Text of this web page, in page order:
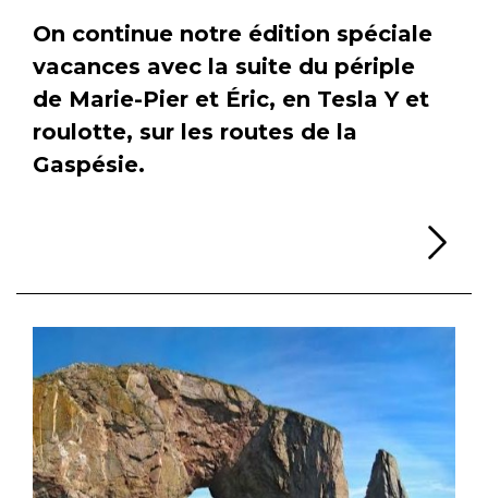
On continue notre édition spéciale
vacances avec la suite du périple
de Marie-Pier et Éric, en Tesla Y et
roulotte, sur les routes de la
Gaspésie.